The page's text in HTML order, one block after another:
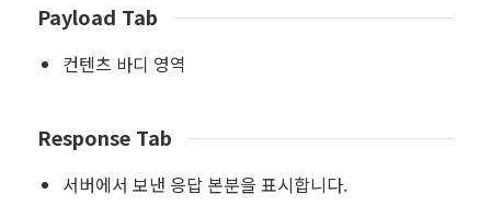
Payload Tab
컨텐츠 바디 영역
Response Tab
서버에서 보낸 응답 본분을 표시합니다.